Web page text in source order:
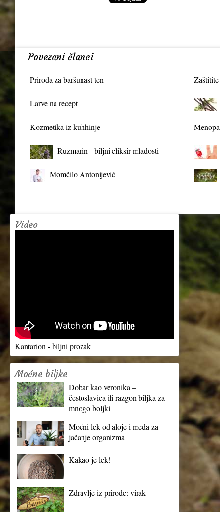
Povezani članci
Priroda za baršunast ten
Larve na recept
Kozmetika iz kuhhinje
Ruzmarin - biljni eliksir mladosti
Momčilo Antonijević
Video
Kantarion - biljni prozak
Moćne biljke
Dobar kao veronika –
čestoslavica ili razgon biljka za
mnogo boljki
Moćni lek od aloje i meda za
jačanje organizma
Kakao je lek!
Zdravlje iz prirode: virak